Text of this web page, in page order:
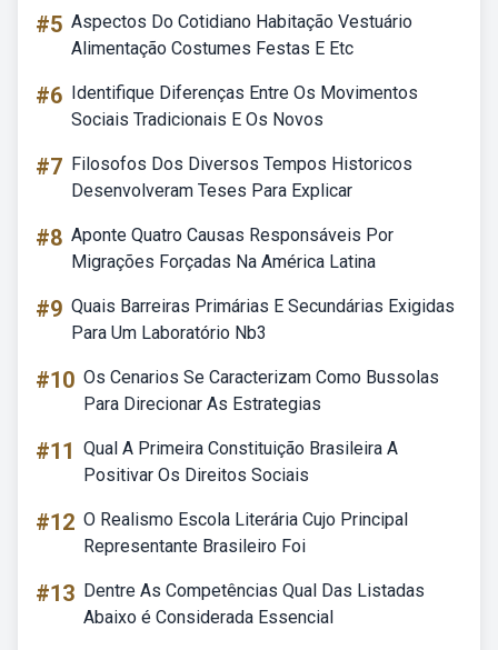
#5 Aspectos Do Cotidiano Habitação Vestuário
Alimentação Costumes Festas E Etc
#6 Identifique Diferenças Entre Os Movimentos
Sociais Tradicionais E Os Novos
#7 Filosofos Dos Diversos Tempos Historicos
Desenvolveram Teses Para Explicar
#8 Aponte Quatro Causas Responsáveis Por
Migrações Forçadas Na América Latina
#9 Quais Barreiras Primárias E Secundárias Exigidas
Para Um Laboratório Nb3
#10 Os Cenarios Se Caracterizam Como Bussolas
Para Direcionar As Estrategias
#11 Qual A Primeira Constituição Brasileira A
Positivar Os Direitos Sociais
#12 O Realismo Escola Literária Cujo Principal
Representante Brasileiro Foi
#13 Dentre As Competências Qual Das Listadas
Abaixo é Considerada Essencial